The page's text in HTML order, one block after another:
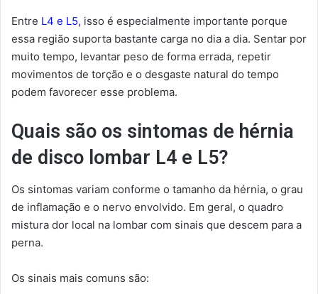
Entre L4 e L5, isso é especialmente importante porque
essa região suporta bastante carga no dia a dia. Sentar por
muito tempo, levantar peso de forma errada, repetir
movimentos de torção e o desgaste natural do tempo
podem favorecer esse problema.
Quais são os sintomas de hérnia
de disco lombar L4 e L5?
Os sintomas variam conforme o tamanho da hérnia, o grau
de inflamação e o nervo envolvido. Em geral, o quadro
mistura dor local na lombar com sinais que descem para a
perna.
Os sinais mais comuns são: